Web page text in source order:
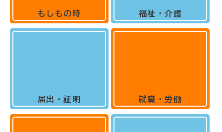
もしもの時
届出・証明
福祉・介護
就職・労働